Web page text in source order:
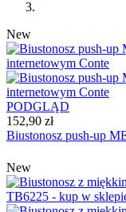
New
PODGLĄD
152,90 zł
Biustonosz push-up
New